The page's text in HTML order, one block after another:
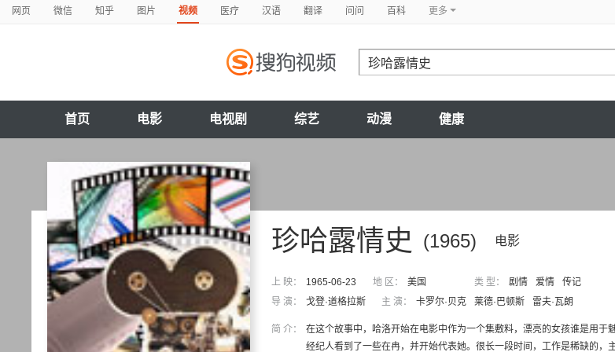
网页 微信 知乎 图片 视频 医疗 汉语 翻译 问问 百科 更多
首页 电影 电视剧 综艺 动漫 健康
(1965) 电影
珍哈露情史
上 映： 1965-06-23 地 区： 美国 类 型： 剧情 爱情
传记
导 演：
戈登·道格拉斯 主 演： 卡罗尔·贝克 莱德·巴顿斯 雷夫·瓦朗
简 介：
在这个故事中，哈洛开始在电影中作为一个集敷料，漂亮的女孩谁是用
经纪人看到了一些在冉，并开始代表她。很长一段时间，工作是稀缺的，